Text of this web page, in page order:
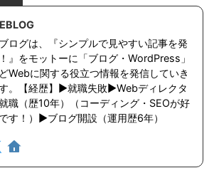
ログは、『シンプルで見やすい記事を発
』をモットーに「ブログ・WordPress」
Webに関する役立つ情報を発信していき
。【経歴】▶︎就職失敗▶︎Webディレクタ
職（歴10年）（コーディング・SEOが好
す！）▶︎ブログ開設（運用歴6年）